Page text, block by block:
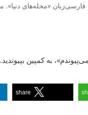
»، به کمپین بپیوندید.
share